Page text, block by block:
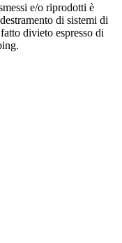
e/o riprodotti è
di sistemi di
divieto espresso di